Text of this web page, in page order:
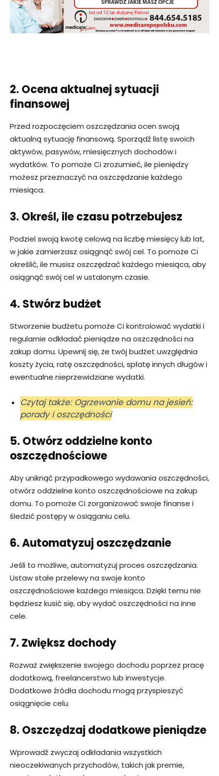
2. Ocena aktualnej sytuacji
finansowej
Przed rozpoczęciem oszczędzania ocen swoją
aktualną sytuację finansową. Sporządź listę swoich
aktywów, pasywów, miesięcznych dochodów i
wydatków. To pomoże Ci zrozumieć, ile pieniędzy
możesz przeznaczyć na oszczędzanie każdego
miesiąca.
3. Określ, ile czasu potrzebujesz
Podziel swoją kwotę celową na liczbę miesięcy lub lat,
w jakie zamierzasz osiągnąć swój cel. To pomoże Ci
określić, ile musisz oszczędzać każdego miesiąca, aby
osiągnąć swój cel w ustalonym czasie.
4. Stwórz budżet
Stworzenie budżetu pomoże Ci kontrolować wydatki i
regularnie odkładać pieniądze na oszczędności na
zakup domu. Upewnij się, że twój budżet uwzględnia
koszty życia, ratę oszczędności, spłatę innych długów i
ewentualne nieprzewidziane wydatki.
Czytaj także: Ogrzewanie domu na jesień:
porady i oszczędności
5. Otwórz oddzielne konto
oszczędnościowe
Aby uniknąć przypadkowego wydawania oszczędności,
otwórz oddzielne konto oszczędnościowe na zakup
domu. To pomoże Ci zorganizować swoje finanse i
śledzić postępy w osiąganiu celu.
6. Automatyzuj oszczędzanie
Jeśli to możliwe, automatyzuj proces oszczędzania.
Ustaw stałe przelewy na swoje konto
oszczędnościowe każdego miesiąca. Dzięki temu nie
będziesz kusić się, aby wydać oszczędności na inne
cele.
7. Zwiększ dochody
Rozważ zwiększenie swojego dochodu poprzez pracę
dodatkową, freelancerstwo lub inwestycje.
Dodatkowe źródła dochodu mogą przyspieszyć
osiągnięcie celu.
8. Oszczędzaj dodatkowe pieniądze
Wprowadź zwyczaj odkładania wszystkich
nieoczekiwanych przychodów, takich jak premie,